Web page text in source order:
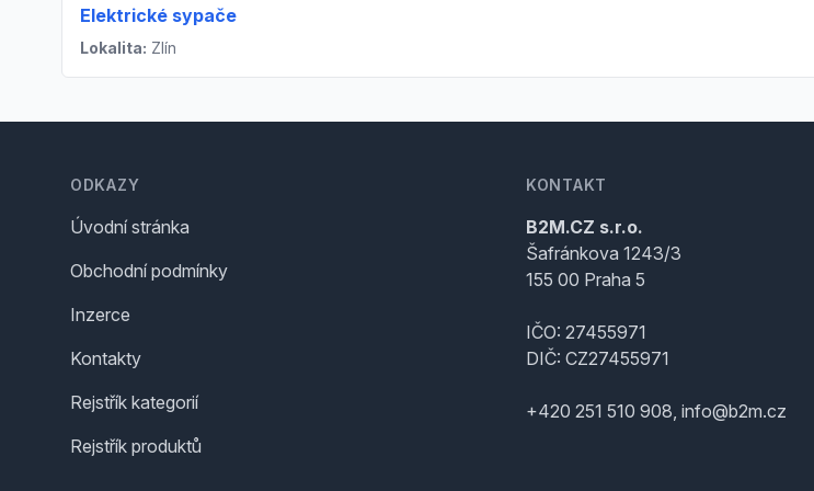
Elektrické sypače
Lokalita: Zlín
ODKAZY
Úvodní stránka
Obchodní podmínky
Inzerce
Kontakty
Rejstřík kategorií
Rejstřík produktů
KONTAKT
B2M.CZ s.r.o.
Šafránkova 1243/3
155 00 Praha 5
IČO: 27455971
DIČ: CZ27455971
+420 251 510 908, info@b2m.cz